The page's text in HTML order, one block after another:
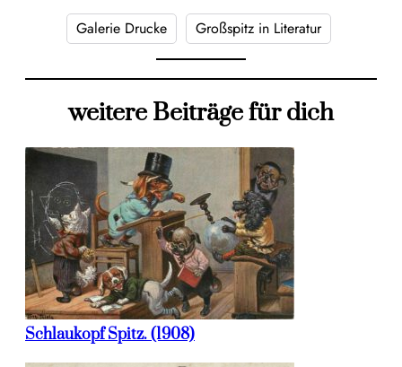
Galerie Drucke
Großspitz in Literatur
weitere Beiträge für dich
Schlaukopf Spitz. (1908)